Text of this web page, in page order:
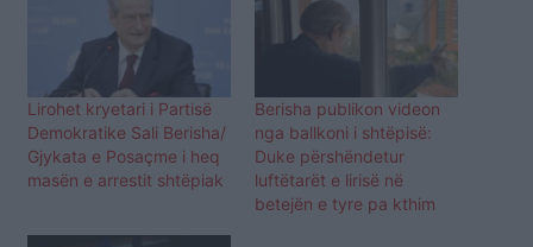
Lirohet kryetari i Partisë
Demokratike Sali Berisha/
Gjykata e Posaçme i heq
masën e arrestit shtëpiak
Berisha publikon videon
nga ballkoni i shtëpisë:
Duke përshëndetur
luftëtarët e lirisë në
betejën e tyre pa kthim